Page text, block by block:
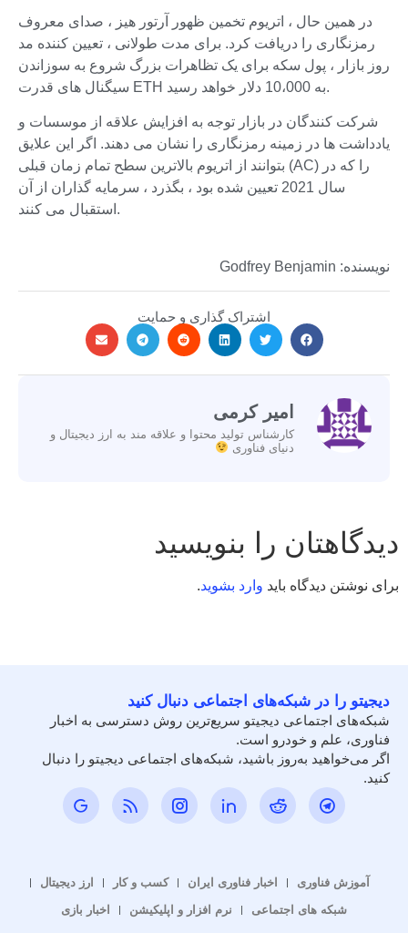
در همین حال ، اتریوم تخمین ظهور آرتور هیز ، صدای معروف
رمزنگاری را دریافت کرد. برای مدت طولانی ، تعیین کننده مد
روز بازار ، پول سکه برای یک تظاهرات بزرگ شروع به سوزاندن
سیگنال های قدرت ETH به 10،000 دلار خواهد رسید.
شرکت کنندگان در بازار توجه به افزایش علاقه از موسسات و
یادداشت ها در زمینه رمزنگاری را نشان می دهند. اگر این علایق
بتوانند از اتریوم بالاترین سطح تمام زمان قبلی (AC) را که در
سال 2021 تعیین شده بود ، بگذرد ، سرمایه گذاران از آن
استقبال می کنند.
نویسنده: Godfrey Benjamin
اشتراک گذاری و حمایت
امیر کرمی
کارشناس تولید محتوا و علاقه مند به ارز دیجیتال و
دنیای فناوری
دیدگاهتان را بنویسید
برای نوشتن دیدگاه باید وارد بشوید.
دیجیتو را در شبکه‌های اجتماعی دنبال کنید
شبکه‌های اجتماعی دیجیتو سریع‌ترین روش دسترسی به اخبار
فناوری، علم و خودرو است.
اگر می‌خواهید به‌روز باشید، شبکه‌های اجتماعی دیجیتو را دنبال
کنید.
آموزش فناوری اخبار فناوری ایران کسب و کار
ارز دیجیتال
شبکه های اجتماعی
نرم افزار و اپلیکیشن اخبار بازی